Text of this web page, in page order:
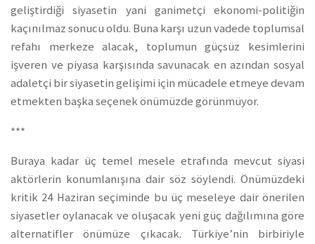
geliştirdiği siyasetin yani ganimetçi ekonomi-politiğin
kaçınılmaz sonucu oldu. Buna karşı uzun vadede toplumsal
refahı merkeze alacak, toplumun güçsüz kesimlerini
işveren ve piyasa karşısında savunacak en azından sosyal
adaletçi bir siyasetin gelişimi için mücadele etmeye devam
etmekten başka seçenek önümüzde görünmüyor.
***
Buraya kadar üç temel mesele etrafında mevcut siyasi
aktörlerin konumlanışına dair söz söylendi. Önümüzdeki
kritik 24 Haziran seçiminde bu üç meseleye dair önerilen
siyasetler oylanacak ve oluşacak yeni güç dağılımına göre
alternatifler önümüze çıkacak. Türkiye’nin birbiriyle